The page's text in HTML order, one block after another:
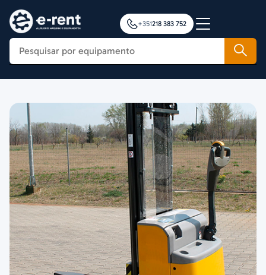
Construção
Agricultura
Movimentação de Cargas
Plataformas Elevatórias
Notícias
Formação
Contactos
+351218 383 752